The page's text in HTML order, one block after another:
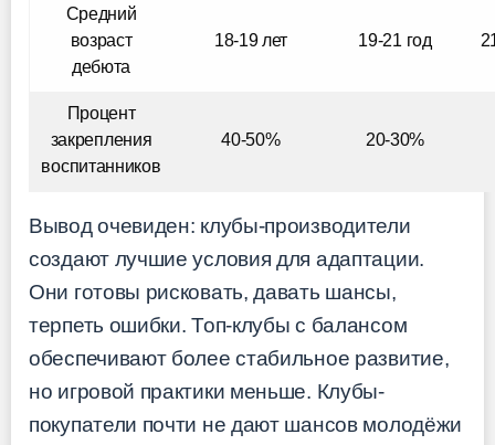
Средний
возраст
дебюта
18-19 лет 19-21 год
Процент
закрепления
воспитанников
40-50% 20-30%
Вывод очевиден: клубы-производители
создают лучшие условия для адаптации.
Они готовы рисковать, давать шансы,
терпеть ошибки. Топ-клубы с балансом
обеспечивают более стабильное развитие,
но игровой практики меньше. Клубы-
покупатели почти не дают шансов молодёжи